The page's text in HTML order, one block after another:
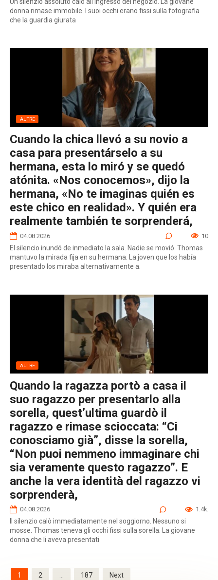
Un silenzio assoluto calò all’ingresso del negozio. La giovane
donna rimase immobile. I suoi occhi erano fissi sulla fotografia
che la guardia giurata
AUTRE
Cuando la chica llevó a su novio a
casa para presentárselo a su
hermana, esta lo miró y se quedó
atónita. «Nos conocemos», dijo la
hermana, «No te imaginas quién es
este chico en realidad». Y quién era
realmente también te sorprenderá,
04.08.2026 10
El silencio inundó de inmediato la sala. Nadie se movió. Thomas
mantuvo la mirada fija en su hermana. La joven que los había
presentado los miraba alternativamente a.
AUTRE
Quando la ragazza portò a casa il
suo ragazzo per presentarlo alla
sorella, quest’ultima guardò il
ragazzo e rimase scioccata: “Ci
conosciamo già”, disse la sorella,
“Non puoi nemmeno immaginare chi
sia veramente questo ragazzo”. E
anche la vera identità del ragazzo vi
sorprenderà,
04.08.2026 1.4k.
Il silenzio calò immediatamente nel soggiorno. Nessuno si
mosse. Thomas teneva gli occhi fissi sulla sorella. La giovane
donna che li aveva presentati
Posts
1 2 187 Next